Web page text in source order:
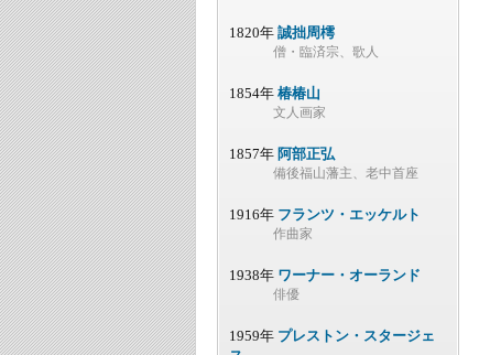
1820年 誠拙周樗
僧・臨済宗、歌人
1854年 椿椿山
文人画家
1857年 阿部正弘
備後福山藩主、老中首座
1916年 フランツ・エッケルト
作曲家
1938年 ワーナー・オーランド
俳優
1959年 プレストン・スタージェ